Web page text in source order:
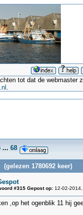
tot dat de
.
... 68
1780692 keer)
#315 Gepost op: 12-02-
,op het ogenblik 11 hij